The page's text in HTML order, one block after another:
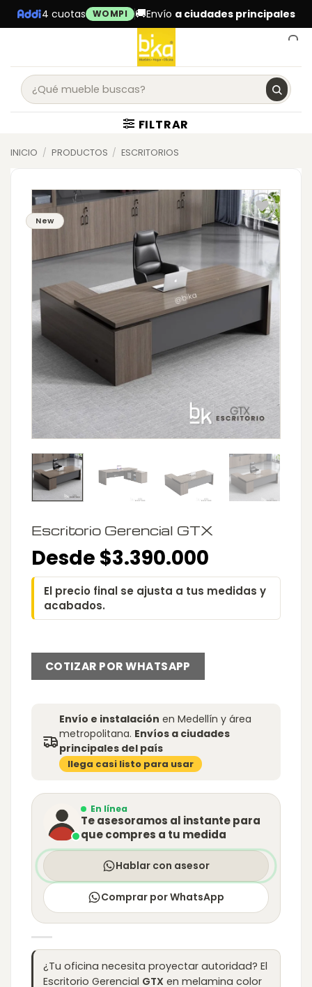
Skip
to
4 cuotas WOMPI 🚚Envío a ciudades principales
FILTRAR
INICIO / PRODUCTOS / ESCRITORIOS
New
Escritorio Gerencial GTX
Desde $3.390.000
El precio final se ajusta a tus medidas y
acabados.
COTIZAR POR WHATSAPP
Envío e instalación en Medellín y área
metropolitana. Envíos a ciudades
principales del país
llega casi listo para usar
En línea
Te asesoramos al instante para
que compres a tu medida
Hablar con asesor
Comprar por WhatsApp
¿Tu oficina necesita proyectar autoridad? El
Escritorio Gerencial GTX en melamina color